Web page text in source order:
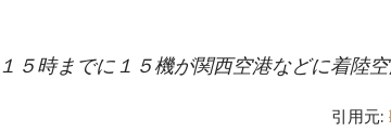
５時までに１５機が関西空港などに着陸空
引用元: